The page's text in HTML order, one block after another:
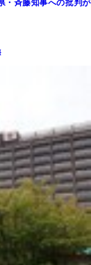
・斉藤知事への批判が